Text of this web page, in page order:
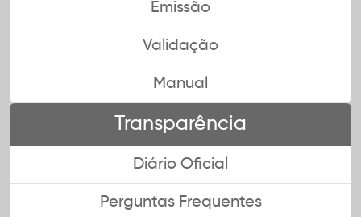
Emissão
Validação
Manual
Transparência
Diário Oficial
Perguntas Frequentes